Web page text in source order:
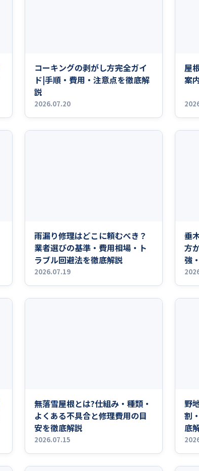
コーキングの剥がし方完全ガイ
ド|手順・費用・注意点を徹底解
説
2026.07.20
屋
案内
雨漏り修理はどこに頼むべき？
業者選びの基準・費用相場・ト
ラブル回避法を徹底解説
2026.07.19
垂
方
強
説
無落雪屋根とは?仕組み・種類・
よくある不具合と修理費用の目
安を徹底解説
2026.07.15
野
割
底